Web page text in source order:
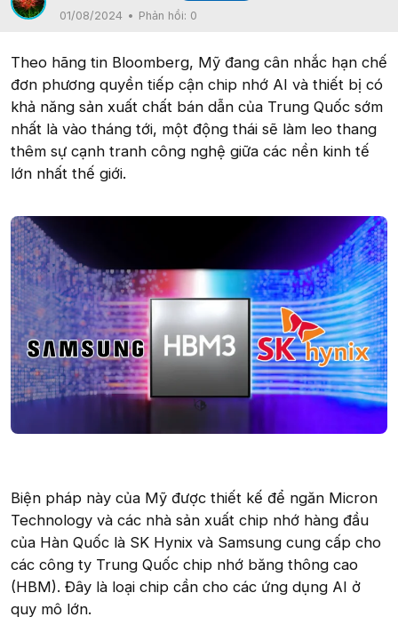
01/08/2024
Phản hồi: 0
Theo hãng tin Bloomberg, Mỹ đang cân nhắc hạn chế
đơn phương quyền tiếp cận chip nhớ AI và thiết bị có
khả năng sản xuất chất bán dẫn của Trung Quốc sớm
nhất là vào tháng tới, một động thái sẽ làm leo thang
thêm sự cạnh tranh công nghệ giữa các nền kinh tế
lớn nhất thế giới.
Biện pháp này của Mỹ được thiết kế để ngăn Micron
Technology và các nhà sản xuất chip nhớ hàng đầu
của Hàn Quốc là SK Hynix và Samsung cung cấp cho
các công ty Trung Quốc chip nhớ băng thông cao
(HBM). Đây là loại chip cần cho các ứng dụng AI ở
quy mô lớn.